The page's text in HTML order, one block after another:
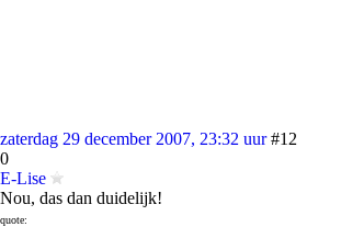
zaterdag 29 december 2007, 23:32 uur #12
0
E-Lise
Nou, das dan duidelijk!
quote: